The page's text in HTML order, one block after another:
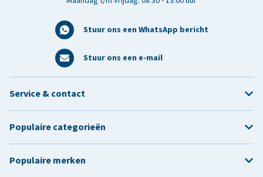
Stuur ons een WhatsApp bericht
Stuur ons een e-mail
Service & contact
Populaire categorieën
Populaire merken